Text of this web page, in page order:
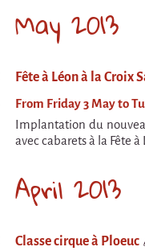
May 2013
Fête à Léon à la Croix
From Friday 3 May to
Implantation du
avec cabarets à la Fête
April 2013
Classe cirque à Ploeuc